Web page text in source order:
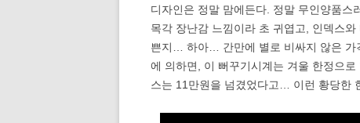
디자인은 정말 맘에든다. 정말 무인양품스
목각 장난감 느낌이라 초 귀엽고, 인덱스
쁜지… 하아… 간만에 별로 비싸지 않은 가
에 의하면, 이 뻐꾸기시계는 겨울 한정으
스는 11만원을 넘겼었다고… 이런 황당한